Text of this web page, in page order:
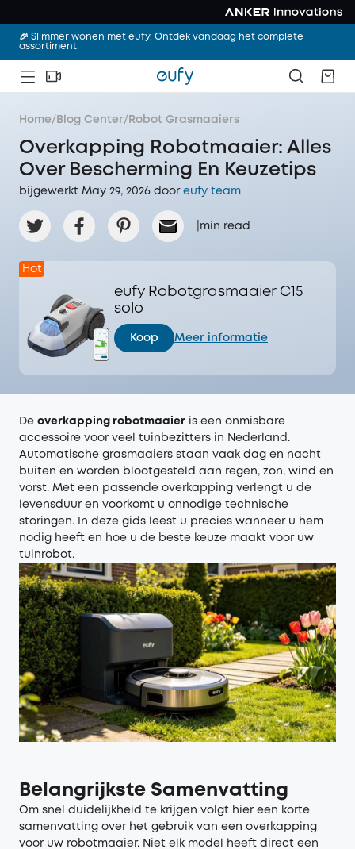
🎉 Slimmer wonen met eufy. Ontdek vandaag het complete
assortiment.
Home/ Blog Center/ Robot Grasmaaiers
Overkapping Robotmaaier: Alles
Over Bescherming En Keuzetips
bijgewerkt May 29, 2026 door‌ eufy team
min read
Hot
eufy Robotgrasmaaier C15
solo
Koop Meer informatie
De overkapping robotmaaier is een onmisbare
accessoire voor veel tuinbezitters in Nederland.
Automatische grasmaaiers staan vaak dag en nacht
buiten en worden blootgesteld aan regen, zon, wind en
vorst. Met een passende overkapping verlengt u de
levensduur en voorkomt u onnodige technische
storingen. In deze gids leest u precies wanneer u hem
nodig heeft en hoe u de beste keuze maakt voor uw
tuinrobot.
Belangrijkste Samenvatting
Om snel duidelijkheid te krijgen volgt hier een korte
samenvatting over het gebruik van een overkapping
voor uw robotmaaier. Niet elk model heeft direct een